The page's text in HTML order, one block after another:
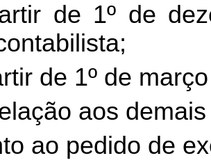
de 1º de
de 1º de
aos
ao pedido de